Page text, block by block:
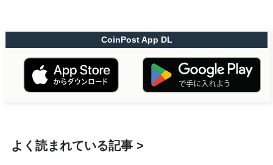
CoinPost App DL
よく読まれている記事